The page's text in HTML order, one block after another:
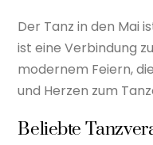
Der Tanz in den Mai
ist eine Verbindung
modernem Feiern,
und Herzen zum
Beliebte